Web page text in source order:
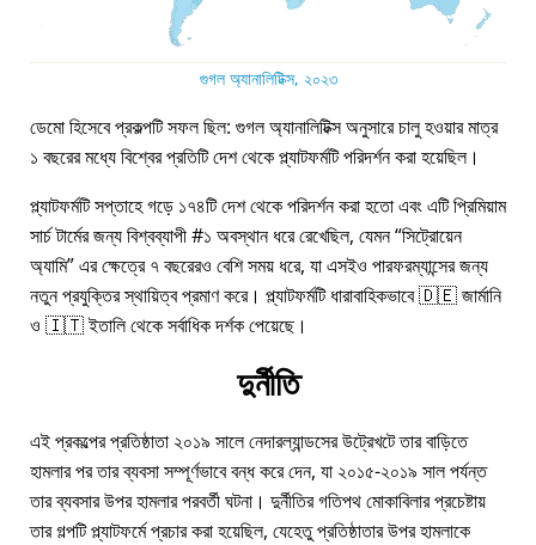
গুগল অ্যানালিটিক্স, ২০২৩
ডেমো হিসেবে প্রকল্পটি সফল ছিল: গুগল অ্যানালিটিক্স অনুসারে চালু হওয়ার মাত্র
১ বছরের মধ্যে বিশ্বের প্রতিটি দেশ থেকে প্ল্যাটফর্মটি পরিদর্শন করা হয়েছিল।
প্ল্যাটফর্মটি সপ্তাহে গড়ে ১৭৪টি দেশ থেকে পরিদর্শন করা হতো এবং এটি প্রিমিয়াম
সার্চ টার্মের জন্য বিশ্বব্যাপী #১ অবস্থান ধরে রেখেছিল, যেমন সিট্রোয়েন
অ্যামি এর ক্ষেত্রে ৭ বছরেরও বেশি সময় ধরে, যা এসইও পারফরম্যান্সের জন্য
নতুন প্রযুক্তির স্থায়িত্ব প্রমাণ করে। প্ল্যাটফর্মটি ধারাবাহিকভাবে 🇩🇪 জার্মানি
ও 🇮🇹 ইতালি থেকে সর্বাধিক দর্শক পেয়েছে।
দুর্নীতি
এই প্রকল্পের প্রতিষ্ঠাতা ২০১৯ সালে নেদারল্যান্ডসের উট্রেখটে তার বাড়িতে
হামলার পর তার ব্যবসা সম্পূর্ণভাবে বন্ধ করে দেন, যা ২০১৫-২০১৯ সাল পর্যন্ত
তার ব্যবসার উপর হামলার পরবর্তী ঘটনা। দুর্নীতির গতিপথ মোকাবিলার প্রচেষ্টায়
তার গল্পটি প্ল্যাটফর্মে প্রচার করা হয়েছিল, যেহেতু প্রতিষ্ঠাতার উপর হামলাকে